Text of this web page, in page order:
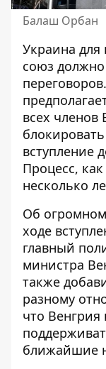
Балаш Орбан
Украина для
союз
всех членов
вступление
Процесс,
несколько
Об
ходе
главный
министра
также
разному
что Венгрия
ближайшие